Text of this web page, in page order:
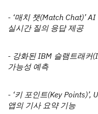
- ‘매치 챗(Match Chat)’
실시간 질의 응답 제공
- 강화된 IBM 슬램트래커
가능성 예측
- ‘키 포인트(Key Points)’,
앱의 기사 요약 기능